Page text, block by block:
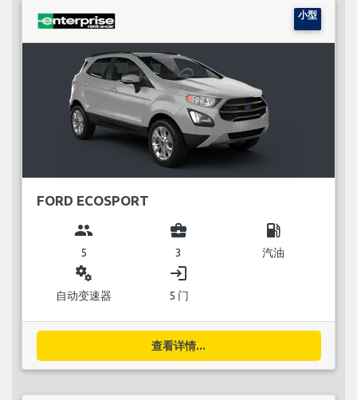
小型
FORD ECOSPORT
group
5
business_center
3
local_gas_station
汽油
miscellaneous_services
自动变速器
login
5 门
查看详情...